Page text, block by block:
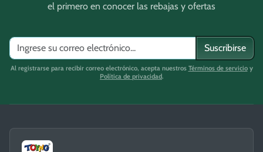
el primero en conocer las rebajas y ofertas
Suscribirse
Al registrarse para recibir correo electrónico, acepta nuestros Términos de servicioy
Política de privacidad.